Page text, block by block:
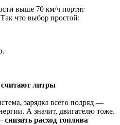
выше 70 км/ч портят
что выбор простой:
считают литры
зарядка всего подряд —
А значит, двигателю тоже.
снизить расход топлива